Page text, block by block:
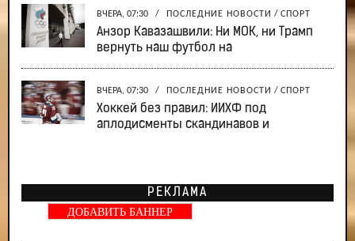
ВЧЕРА, 07:30 / ПОСЛЕДНИЕ НОВОСТИ / СПОРТ
Анзор Кавазашвили: Ни МОК, ни Трамп
вернуть наш футбол на
ВЧЕРА, 07:30 / ПОСЛЕДНИЕ НОВОСТИ / СПОРТ
Хоккей без правил: ИИХФ под
аплодисменты скандинавов и
РЕКЛАМА
ДОБАВИТЬ БАННЕР